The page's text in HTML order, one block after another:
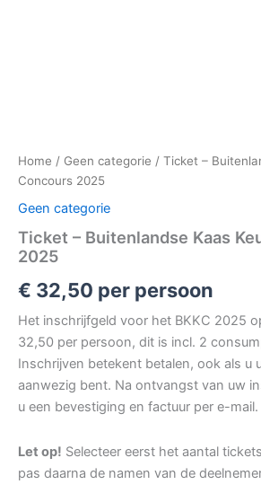
Home / Geen categorie / Ticket –
Concours 2025
Geen categorie
Ticket – Buitenlandse Kaas
2025
€ 32,50 per persoon
Het inschrijfgeld voor het BKKC 2025
32,50 per persoon, dit is incl. 2
Inschrijven betekent betalen, ook als u
aanwezig bent. Na ontvangst van uw
u een bevestiging en factuur per e-mail.
Let op! Selecteer eerst het aantal
pas daarna de namen van de